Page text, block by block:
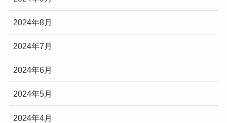
2024年8月
2024年7月
2024年6月
2024年5月
2024年4月